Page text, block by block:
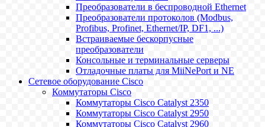
Преобразователи в беспроводной Ethernet
Преобразователи протоколов (Modbus,
Profibus, Profinet, Ethernet/IP, DF1, ...)
Встраиваемые бескорпусные
преобразователи
Консольные и терминальные серверы
Отладочные платы для MiiNePort и NE
Сетевое оборудование Cisco
Коммутаторы Cisco
Коммутаторы Cisco Catalyst 2350
Коммутаторы Cisco Catalyst 2950
Коммутаторы Cisco Catalyst 2960